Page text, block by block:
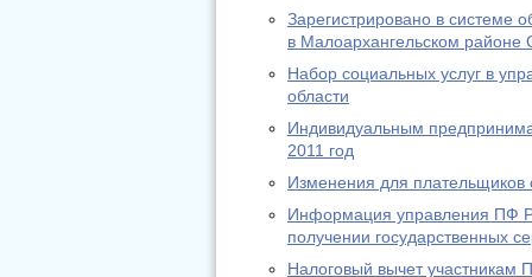
Зарегистрировано в системе
в Малоархангельском районе
Набор социальных услуг в
области
Индивидуальным
2011 год
Изменения для плательщиков
Информация управления ПФ
получении государственных
Налоговый вычет участникам